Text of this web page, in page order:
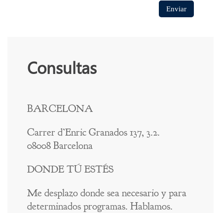
Enviar
Consultas
BARCELONA
Carrer d’Enric Granados 137, 3.2.
08008 Barcelona
DONDE TÚ ESTÉS
Me desplazo donde sea necesario y para
determinados programas. Hablamos.